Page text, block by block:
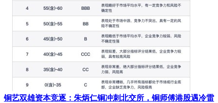
铜艺双雄资本竞逐：朱炳仁铜冲刺北交所，铜师傅港股遇冷雷